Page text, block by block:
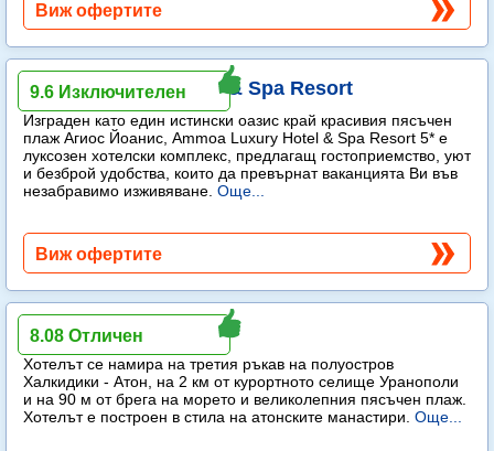
Виж офертите
Ammoa Luxury Hotel & Spa Resort
Изграден като един истински оазис край красивия пясъчен
плаж Агиос Йоанис, Ammoa Luxury Hotel & Spa Resort 5* е
луксозен хотелски комплекс, предлагащ гостоприемство, уют
и безброй удобства, които да превърнат ваканцията Ви във
незабравимо изживяване. Още...
9.6 Изключителен
Виж офертите
Akrathos Beach Hotel
Хотелът се намира на третия ръкав на полуостров
Халкидики - Атон, на 2 км от курортното селище Уранополи
и на 90 м от брега на морето и великолепния пясъчен плаж.
Хотелът е построен в стила на атонските манастири. Още...
8.08 Отличен